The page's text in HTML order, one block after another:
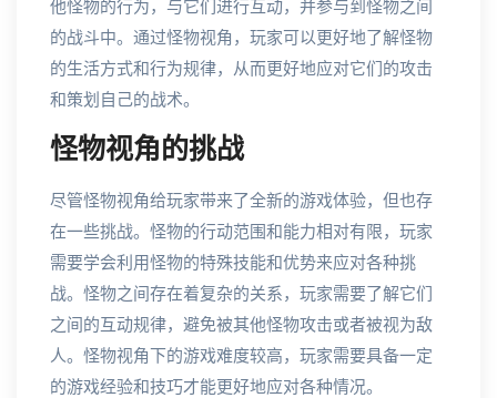
他怪物的行为，与它们进行互动，并参与到怪物之间
的战斗中。通过怪物视角，玩家可以更好地了解怪物
的生活方式和行为规律，从而更好地应对它们的攻击
和策划自己的战术。
怪物视角的挑战
尽管怪物视角给玩家带来了全新的游戏体验，但也存
在一些挑战。怪物的行动范围和能力相对有限，玩家
需要学会利用怪物的特殊技能和优势来应对各种挑
战。怪物之间存在着复杂的关系，玩家需要了解它们
之间的互动规律，避免被其他怪物攻击或者被视为敌
人。怪物视角下的游戏难度较高，玩家需要具备一定
的游戏经验和技巧才能更好地应对各种情况。